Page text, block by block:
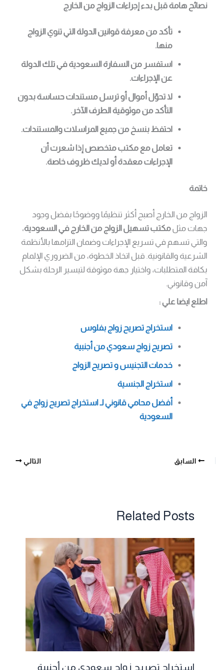
نصائح هامة قبل بدء إجراءات الزواج من الخارج
تأكد من معرفة قوانين الدولة التي تنوي الزواج
منها.
استفسر من السفارة السعودية في تلك الدولة
عن الإجراءات.
لا تحوّل أموال أو ترسل مستندات حساسة بدون
التأكد من موثوقية الطرف الآخر.
احتفظ بنسخ من جميع المراسلات والمستندات.
تعامل مع مكتب متخصص إذا شعرت أن
الإجراءات معقدة أو لديك ظروف خاصة.
خاتمة
الزواج من الخارج أصبح أكثر تنظيمًا ووضوحًا بفضل وجود
جهات مثلمكتب تسهيل الزواج من الخارج في السعودية،
والتي تسهم في تسريع الإجراءات وضمان التزامها بالأنظمة
الشرعية والقانونية. قبل اتخاذ الخطوة، من الضروري الإلمام
بكافة المتطلبات، واختيار جهة موثوقة لتيسير الرحلة بشكل
آمن وقانوني.
اطلع ايضا علي :
استخراج تصريح زواج بفلوس
تصريح زواج سعودي من أجنبية
خدمات التجنيس و تصريح الزواج
استخراج الجنسية
أفضل محامي قانوني لـ استخراج تصريح زواج في
السعودية
السابق التالي
Related Posts
استخراج تصريح زواج سعودي من أجنبية